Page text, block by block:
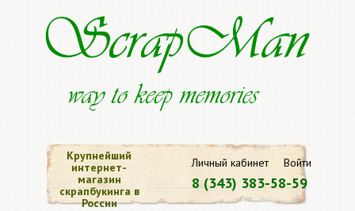
Личный кабинет Войти
8 (343) 383-58-59
Крупнейший
интернет-
магазин
скрапбукинга в
России